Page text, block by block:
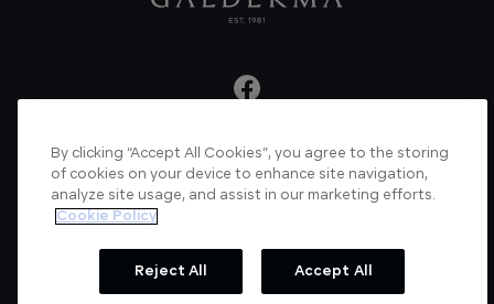
About us News
Verified Certificate Contact us
By clicking “Accept All Cookies”, you agree to the storing
of cookies on your device to enhance site navigation,
analyze site usage, and assist in our marketing efforts.
Cookie Policy
Reject All Accept All